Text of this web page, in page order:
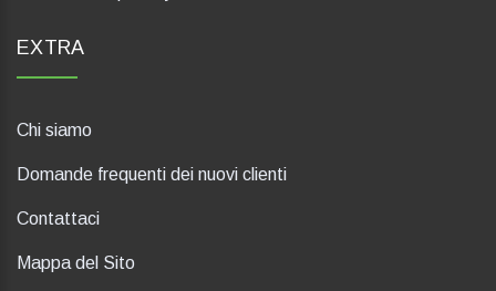
EXTRA
Chi siamo
Domande frequenti dei nuovi clienti
Contattaci
Mappa del Sito